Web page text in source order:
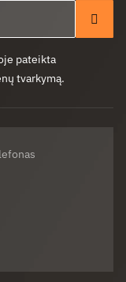
pateikta
tvarkymą.